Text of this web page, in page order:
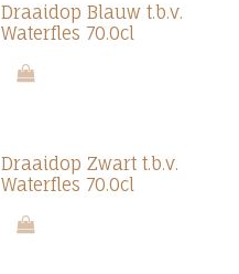
Draaidop Blauw t.b.v.
Waterfles 70.0cl
Draaidop Zwart t.b.v.
Waterfles 70.0cl